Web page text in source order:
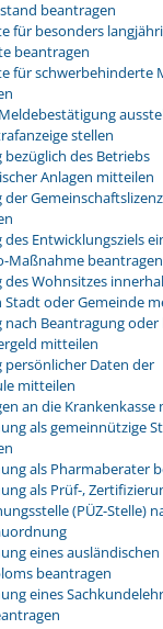
beantragen
für besonders
beantragen
für schwerbehinderte
stellen
des Betriebs
Anlagen mitteilen
Gemeinschaftslizenz
Entwicklungsziels
Maßnahme beantragen
des Wohnsitzes
Stadt oder Gemeinde
Beantragung oder
mitteilen
persönlicher Daten der
mitteilen
an die Krankenkasse
als gemeinnützige
als Pharmaberater
als Prüf-,
(PÜZ-Stelle)
eines ausländischen
beantragen
eines